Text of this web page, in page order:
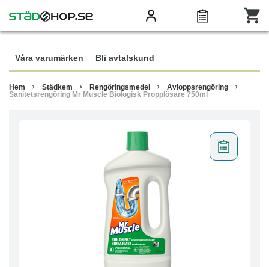
Våra varumärken Bli avtalskund
Hem Städkem Rengöringsmedel
Avloppsrengöring
Sanitetsrengöring Mr Muscle Biologisk Propplösare 750ml